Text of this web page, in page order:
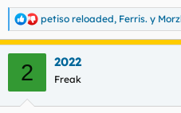
R
e
petiso reloaded, Ferris. y
2 2022
Freak